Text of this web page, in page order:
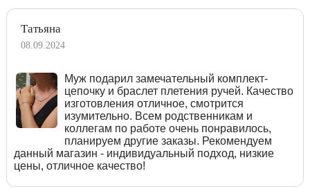
Татьяна
08.09.2024
Муж подарил замечательный комплект-
цепочку и браслет плетения ручей. Качество
изготовления отличное, смотрится
изумительно. Всем родственникам и
коллегам по работе очень понравилось,
планируем другие заказы. Рекомендуем
данный магазин - индивидуальный подход, низкие
цены, отличное качество!